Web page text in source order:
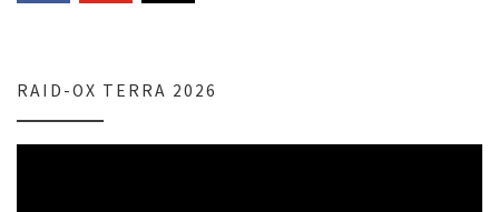
RAID-OX TERRA 2026